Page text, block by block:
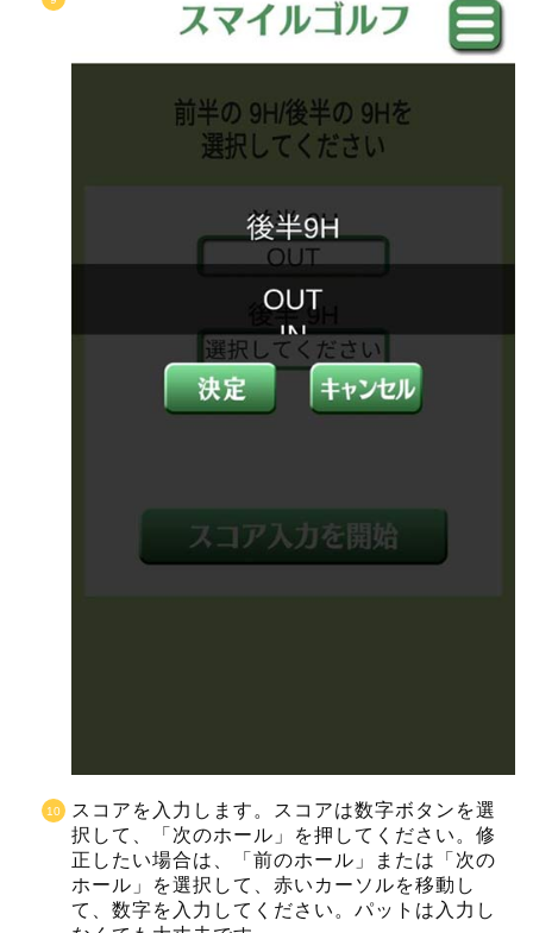
スコアを入力します。スコアは数字ボタンを選
択して、「次のホール」を押してください。修
正したい場合は、「前のホール」または「次の
ホール」を選択して、赤いカーソルを移動し
て、数字を入力してください。パットは入力し